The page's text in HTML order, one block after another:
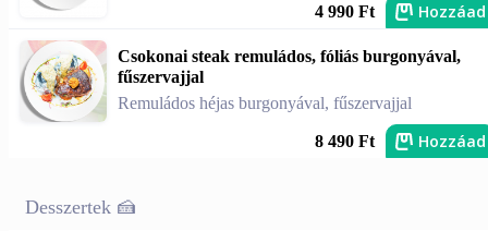
4 990 Ft Hozzáad
Csokonai steak remuládos, fóliás burgonyával,
fűszervajjal
Remuládos héjas burgonyával, fűszervajjal
8 490 Ft Hozzáad
Desszertek 🍰